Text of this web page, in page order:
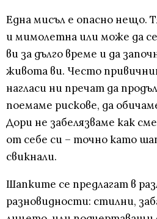
Една мисъл е опасно нещо.
и мимолетна или може да
ви за дълго време и да
живота ви. Често
нагласи ни пречат да
поемаме рискове, да
Дори не забелязваме как
от себе си – точно като
свикнали.
Шапките се предлагат в
разновидности: стилни,